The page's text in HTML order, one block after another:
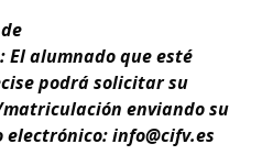
alumnado que esté
podrá solicitar su
enviando su
info@cifv.es